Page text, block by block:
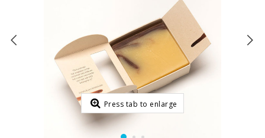
Press tab to enlarge